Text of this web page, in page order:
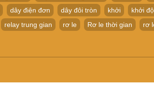
dây điện đơn dây đôi tròn khởi khởi
relay trung gian rơ le Rơ le thời gian rơ